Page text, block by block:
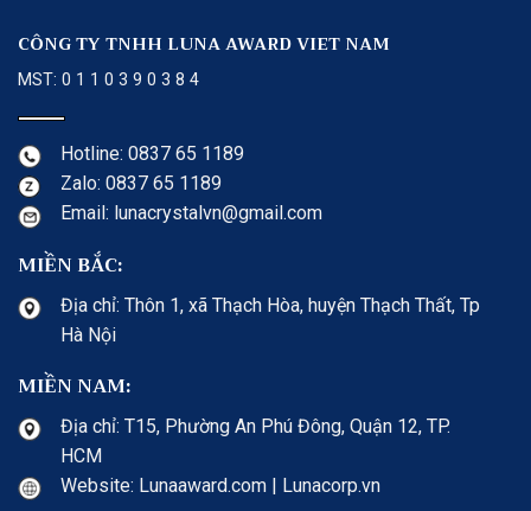
CÔNG TY TNHH LUNA AWARD VIET NAM
MST: 0 1 1 0 3 9 0 3 8 4
Hotline: 0837 65 1189
Zalo: 0837 65 1189
Email: lunacrystalvn@gmail.com
MIỀN BẮC:
Địa chỉ: Thôn 1, xã Thạch Hòa, huyện Thạch Thất, Tp
Hà Nội
MIỀN NAM:
Địa chỉ: T15, Phường An Phú Đông, Quận 12, TP.
HCM
Website: Lunaaward.com | Lunacorp.vn